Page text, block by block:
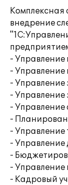
Комплексная
внедрение
- Управление
-
- Управление
- Управление
- Управление
-
- Управление
-
-
- Управление
- Кадровый